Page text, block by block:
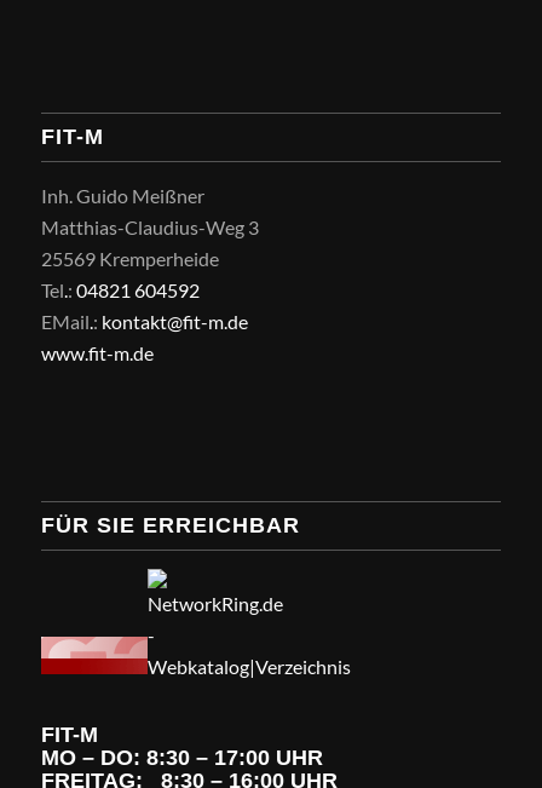
FIT-M
Inh. Guido Meißner
Matthias-Claudius-Weg 3
25569 Kremperheide
Tel.: 04821 604592
EMail.: kontakt@fit-m.de
www.fit-m.de
FÜR SIE ERREICHBAR
FIT-M
MO – DO: 8:30 – 17:00 UHR
FREITAG: 8:30 – 16:00 UHR